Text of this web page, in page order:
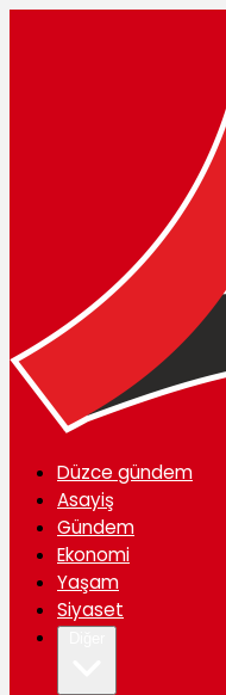
Düzce gündem
Asayiş
Gündem
Ekonomi
Yaşam
Siyaset